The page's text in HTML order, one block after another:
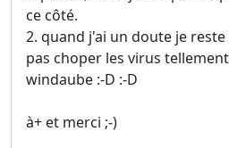
ce côté.
2. quand j'ai un doute je
pas choper les virus
windaube :-D :-D
à+ et merci ;-)